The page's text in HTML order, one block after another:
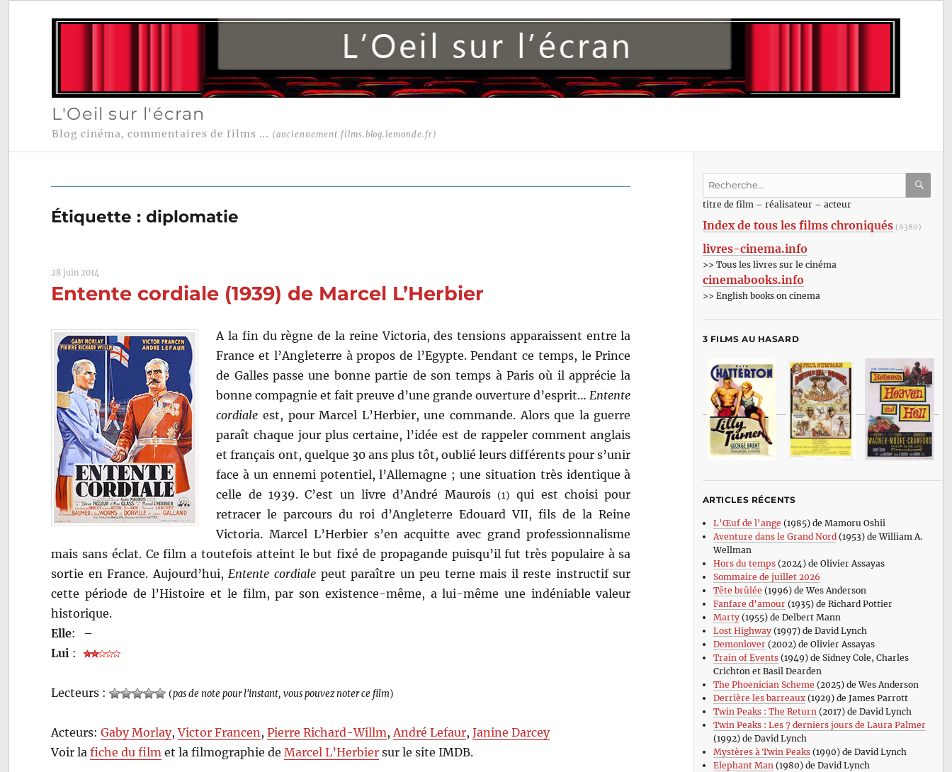
L'Oeil sur l'écran
Blog cinéma, commentaires de films ... (anciennement films.blog.lemonde.fr)
Étiquette :diplomatie
28 juin 2014
Entente cordiale (1939) de Marcel L’Herbier
A la fin du règne de la reine Victoria, des tensions apparaissent entre la
France et l’Angleterre à propos de l’Egypte. Pendant ce temps, le Prince
de Galles passe une bonne partie de son temps à Paris où il apprécie la
bonne compagnie et fait preuve d’une grande ouverture d’esprit… Entente
cordiale est, pour Marcel L’Herbier, une commande. Alors que la guerre
paraît chaque jour plus certaine, l’idée est de rappeler comment anglais
et français ont, quelque 30 ans plus tôt, oublié leurs différents pour s’unir
face à un ennemi potentiel, l’Allemagne ; une situation très identique à
celle de 1939. C’est un livre d’André Maurois(1)
qui est choisi pour
retracer le parcours du roi d’Angleterre Edouard VII, fils de la Reine
Victoria. Marcel L’Herbier s’en acquitte avec grand professionnalisme
mais sans éclat. Ce film a toutefois atteint le but fixé de propagande puisqu’il fut très populaire à sa
sortie en France. Aujourd’hui, Entente cordiale peut paraître un peu terne mais il reste instructif sur
cette période de l’Histoire et le film, par son existence-même, a lui-même une indéniable valeur
historique.
Elle:
–
Lui :
Lecteurs : (pas de note pour l'instant, vous pouvez noter ce film)
Acteurs:Gaby Morlay,Victor Francen ,Pierre Richard-Willm, André Lefaur,Janine Darcey
Voir lafiche du film et la filmographie deMarcel L’Herbier sur le site IMDB.
Recherche
:titre de film – réalisateur – acteur
Index de tous les films chroniqués (6380)
livres-cinema.info
>> Tous les livres sur le cinéma
cinemabooks.info
>> English books on cinema
3 FILMS AU HASARD
ARTICLES RÉCENTS
L’Œuf de l’ange (1985) de Mamoru Oshii
Aventure dans le Grand Nord(1953) de William A.
Wellman
Hors du temps(2024) de Olivier Assayas
Sommaire de juillet 2026
Tête brûlée (1996) de Wes Anderson
Fanfare d’amour(1935) de Richard Pottier
Marty(1955) de Delbert Mann
Lost Highway(1997) de David Lynch
Demonlover(2002) de Olivier Assayas
Train of Events(1949) de Sidney Cole, Charles
Crichton et Basil Dearden
The Phoenician Scheme (2025) de Wes Anderson
Derrière les barreaux(1929) de James Parrott
Twin Peaks : The Return(2017) de David Lynch
Twin Peaks : Les 7 derniers jours de Laura Palmer
(1992) de David Lynch
Mystères à Twin Peaks(1990) de David Lynch
Elephant Man(1980) de David Lynch